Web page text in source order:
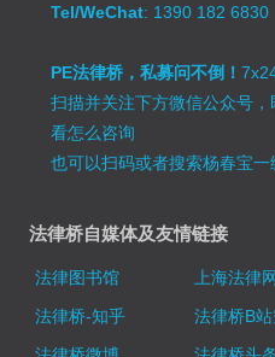
Tel/WeChat: 1390 182 6830
PE法律桥，私募问不倒！
扫描并关注下方微信公众号，
看怎么咨询
也可以扫码或者搜索杨春宝
法律桥自媒体及友情链接
法律图书馆 上海法律网
法律桥-知乎
法律桥B